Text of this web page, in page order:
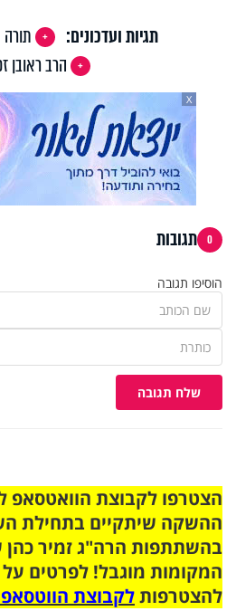
תגיות ועדכונים: תורה
הרב ראובן
X
0 תגובות
הוסיפו תגובה
שלח תגובה
ההשקה שיתקיים בתחילת
בהשתתפות הרה"ג זמיר
המקומות מוגבל! לפרטים
להצטרפותלקבוצת